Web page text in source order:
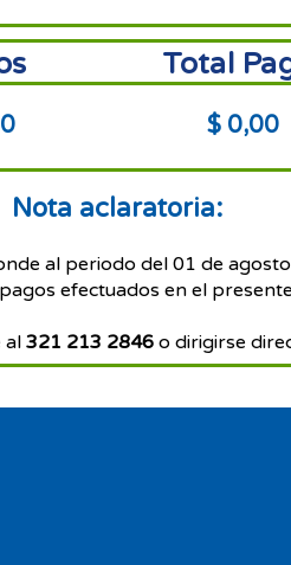
Total
$ 0,00
Nota aclaratoria:
al periodo del 01 de
efectuados en el
al 321 213 2846o dirigirse